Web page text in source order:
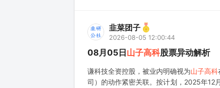
韭菜团子
2026-08-05 12:00:44
08月05日 山子高科股票异动解析
谦科技全资控股，被业内明确视为山子高科
司）的动作紧密关联。按计划，2025年12